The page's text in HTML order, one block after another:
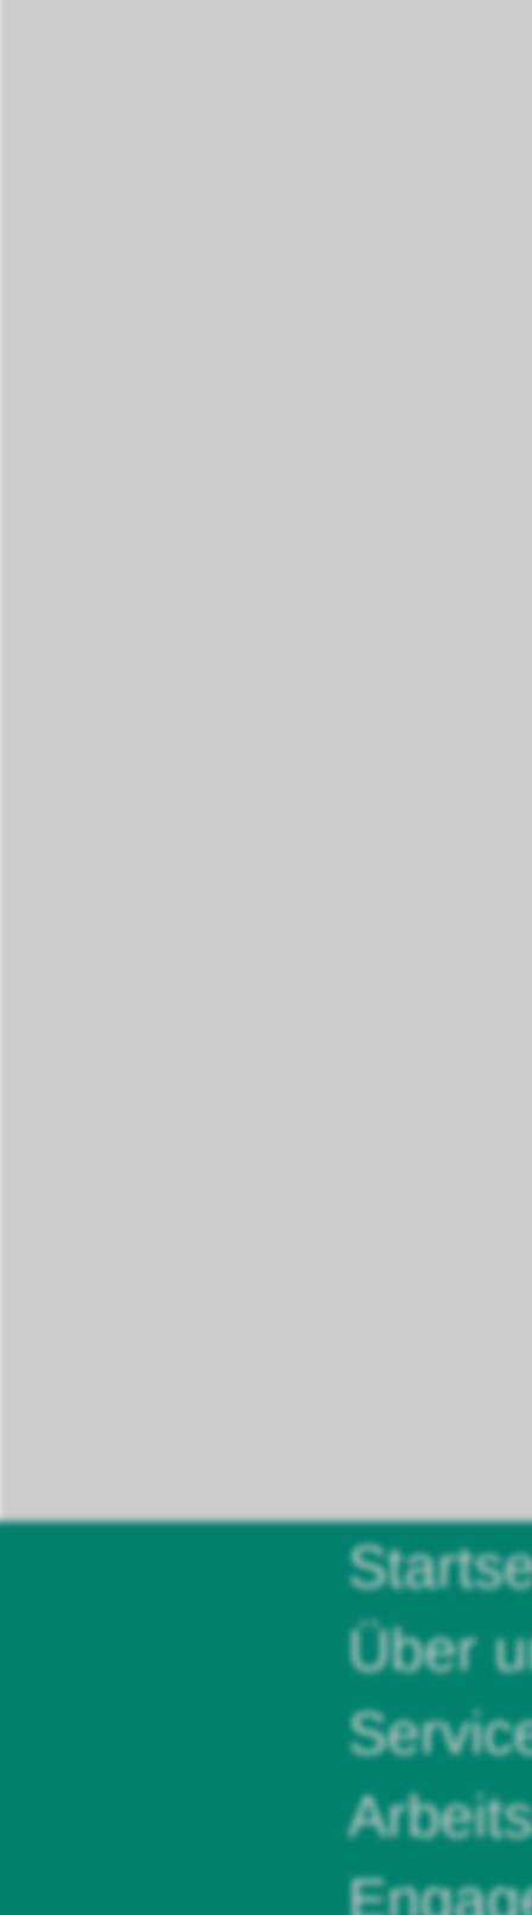
Über